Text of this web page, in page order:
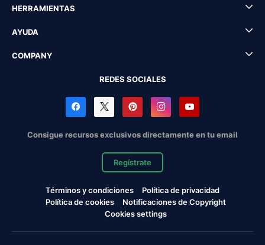
HERRAMIENTAS
AYUDA
COMPANY
REDES SOCIALES
Consigue recursos exclusivos directamente en tu email
Regístrate
Términos y condiciones
Política de privacidad
Política de cookies
Notificaciones de Copyright
Cookies settings